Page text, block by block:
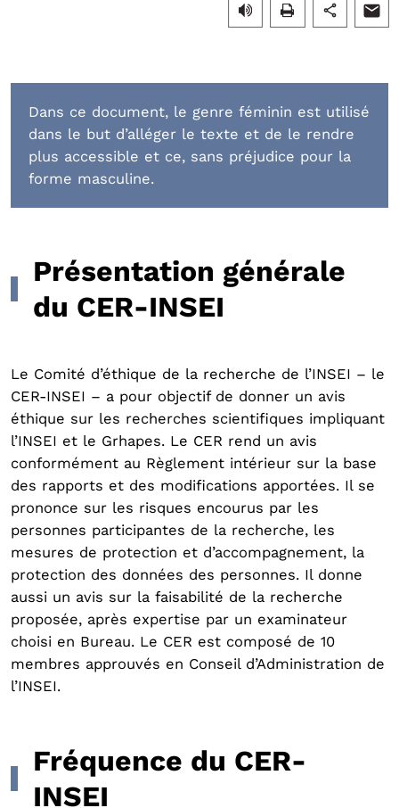
Dans ce document, le genre féminin est utilisé
dans le but d’alléger le texte et de le rendre
plus accessible et ce, sans préjudice pour la
forme masculine.
Présentation générale
du CER-INSEI
Le Comité d’éthique de la recherche de l’INSEI – le
CER-INSEI – a pour objectif de donner un avis
éthique sur les recherches scientifiques impliquant
l’INSEI et le Grhapes. Le CER rend un avis
conformément au Règlement intérieur sur la base
des rapports et des modifications apportées. Il se
prononce sur les risques encourus par les
personnes participantes de la recherche, les
mesures de protection et d’accompagnement, la
protection des données des personnes. Il donne
aussi un avis sur la faisabilité de la recherche
proposée, après expertise par un examinateur
choisi en Bureau. Le CER est composé de 10
membres approuvés en Conseil d’Administration de
l’INSEI.
Fréquence du CER-
INSEI